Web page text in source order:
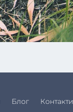
Блог Контакти